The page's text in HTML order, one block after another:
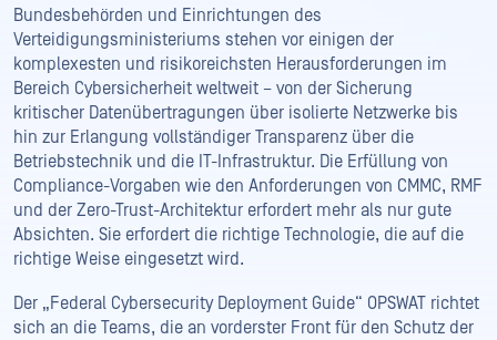
Bundesbehörden und Einrichtungen des
Verteidigungsministeriums stehen vor einigen der
komplexesten und risikoreichsten Herausforderungen im
Bereich Cybersicherheit weltweit – von der Sicherung
kritischer Datenübertragungen über isolierte Netzwerke bis
hin zur Erlangung vollständiger Transparenz über die
Betriebstechnik und die IT-Infrastruktur. Die Erfüllung von
Compliance-Vorgaben wie den Anforderungen von CMMC, RMF
und der Zero-Trust-Architektur erfordert mehr als nur gute
Absichten. Sie erfordert die richtige Technologie, die auf die
richtige Weise eingesetzt wird.
Der „Federal Cybersecurity Deployment Guide“ OPSWAT richtet
sich an die Teams, die an vorderster Front für den Schutz der